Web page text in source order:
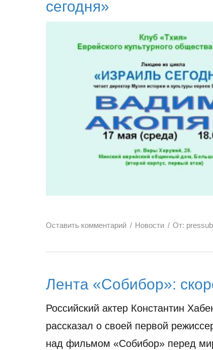
сегодня»
Оставить комментарий Новости От:
Лента «Собибор»:
Российский актер Константин
рассказал о своей первой
над фильмом «Собибор» перед